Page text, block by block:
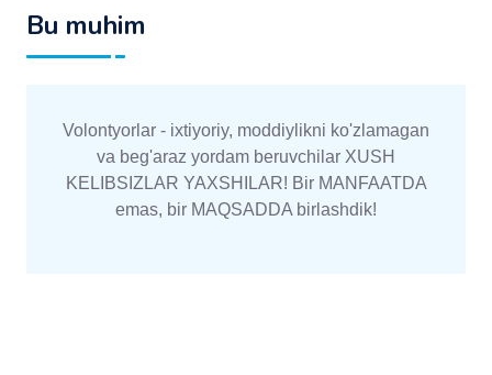
Bu muhim
Volontyorlar - ixtiyoriy, moddiylikni ko'zlamagan
va beg'araz yordam beruvchilar XUSH
KELIBSIZLAR YAXSHILAR! Bir MANFAATDA
emas, bir MAQSADDA birlashdik!